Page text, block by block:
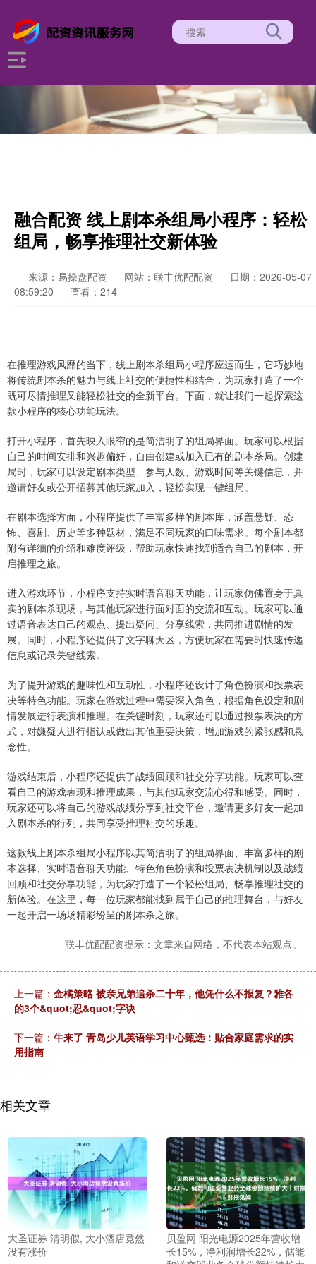
融合配资 线上剧本杀组局小程序：轻松
组局，畅享推理社交新体验
来源：易操盘配资 网站：联丰优配配资
日期：2026-05-07
08:59:20
查看：214
在推理游戏风靡的当下，线上剧本杀组局小程序应运而生，它巧妙地
将传统剧本杀的魅力与线上社交的便捷性相结合，为玩家打造了一个
既可尽情推理又能轻松社交的全新平台。下面，就让我们一起探索这
款小程序的核心功能玩法。
打开小程序，首先映入眼帘的是简洁明了的组局界面。玩家可以根据
自己的时间安排和兴趣偏好，自由创建或加入已有的剧本杀局。创建
局时，玩家可以设定剧本类型、参与人数、游戏时间等关键信息，并
邀请好友或公开招募其他玩家加入，轻松实现一键组局。
在剧本选择方面，小程序提供了丰富多样的剧本库，涵盖悬疑、恐
怖、喜剧、历史等多种题材，满足不同玩家的口味需求。每个剧本都
附有详细的介绍和难度评级，帮助玩家快速找到适合自己的剧本，开
启推理之旅。
进入游戏环节，小程序支持实时语音聊天功能，让玩家仿佛置身于真
实的剧本杀现场，与其他玩家进行面对面的交流和互动。玩家可以通
过语音表达自己的观点、提出疑问、分享线索，共同推进剧情的发
展。同时，小程序还提供了文字聊天区，方便玩家在需要时快速传递
信息或记录关键线索。
为了提升游戏的趣味性和互动性，小程序还设计了角色扮演和投票表
决等特色功能。玩家在游戏过程中需要深入角色，根据角色设定和剧
情发展进行表演和推理。在关键时刻，玩家还可以通过投票表决的方
式，对嫌疑人进行指认或做出其他重要决策，增加游戏的紧张感和悬
念性。
游戏结束后，小程序还提供了战绩回顾和社交分享功能。玩家可以查
看自己的游戏表现和推理成果，与其他玩家交流心得和感受。同时，
玩家还可以将自己的游戏战绩分享到社交平台，邀请更多好友一起加
入剧本杀的行列，共同享受推理社交的乐趣。
这款线上剧本杀组局小程序以其简洁明了的组局界面、丰富多样的剧
本选择、实时语音聊天功能、特色角色扮演和投票表决机制以及战绩
回顾和社交分享功能，为玩家打造了一个轻松组局、畅享推理社交的
新体验。在这里，每一位玩家都能找到属于自己的推理舞台，与好友
一起开启一场场精彩纷呈的剧本杀之旅。
联丰优配配资提示：文章来自网络，不代表本站观点。
上一篇： 金橘策略 被亲兄弟追杀二十年，他凭什么不报复？雅各
的3个&quot;忍&quot;字诀
下一篇： 牛来了 青岛少儿英语学习中心甄选：贴合家庭需求的实
用指南
相关文章
大圣证券 清明假, 大小酒店竟然
没有涨价
贝盈网 阳光电源2025年营收增
长15%，净利润增长22%，储能